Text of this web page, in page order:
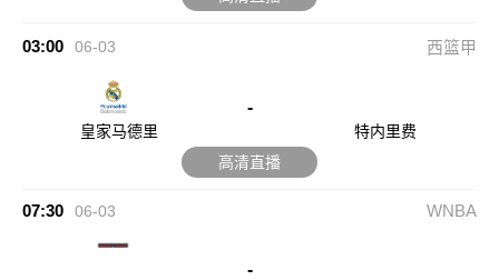
03:00 06-03 西篮甲
皇家马德里
-
特内里费
高清直播
07:30 06-03 WNBA
-